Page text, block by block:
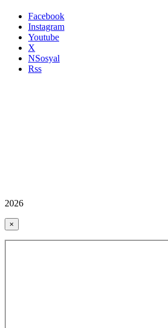
Facebook
Instagram
Youtube
X
NSosyal
Rss
2026
×